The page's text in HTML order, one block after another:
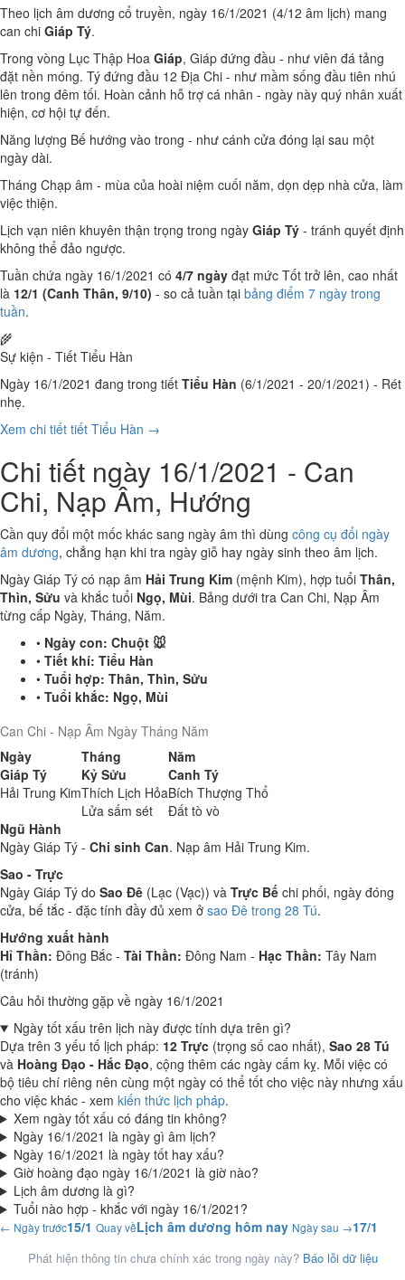
Theo lịch âm dương cổ truyền, ngày 16/1/2021 (4/12 âm lịch) mang
can chi Giáp Tý.
Trong vòng Lục Thập Hoa Giáp, Giáp đứng đầu - như viên đá tảng
đặt nền móng. Tý đứng đầu 12 Địa Chi - như mầm sống đầu tiên nhú
lên trong đêm tối. Hoàn cảnh hỗ trợ cá nhân - ngày này quý nhân xuất
hiện, cơ hội tự đến.
Năng lượng Bế hướng vào trong - như cánh cửa đóng lại sau một
ngày dài.
Tháng Chạp âm - mùa của hoài niệm cuối năm, dọn dẹp nhà cửa, làm
việc thiện.
Lịch vạn niên khuyên thận trọng trong ngày Giáp Tý - tránh quyết định
không thể đảo ngược.
Tuần chứa ngày 16/1/2021 có 4/7 ngày đạt mức Tốt trở lên, cao nhất
là 12/1 (Canh Thân, 9/10) - so cả tuần tại bảng điểm 7 ngày trong
tuần.
🌾
Sự kiện - Tiết Tiểu Hàn
Ngày 16/1/2021 đang trong tiết Tiểu Hàn (6/1/2021 - 20/1/2021) - Rét
nhẹ.
Xem chi tiết tiết Tiểu Hàn →
Chi tiết ngày 16/1/2021 - Can
Chi, Nạp Âm, Hướng
Cần quy đổi một mốc khác sang ngày âm thì dùng công cụ đổi ngày
âm dương, chẳng hạn khi tra ngày giỗ hay ngày sinh theo âm lịch.
Ngày Giáp Tý có nạp âm Hải Trung Kim (mệnh Kim), hợp tuổi Thân,
Thìn, Sửu và khắc tuổi Ngọ, Mùi. Bảng dưới tra Can Chi, Nạp Âm
từng cấp Ngày, Tháng, Năm.
• Ngày con: Chuột 🐭
• Tiết khí: Tiểu Hàn
• Tuổi hợp: Thân, Thìn, Sửu
• Tuổi khắc: Ngọ, Mùi
Can Chi - Nạp Âm Ngày Tháng Năm
Ngày
Tháng
Năm
Giáp Tý
Kỷ Sửu
Canh Tý
Hải Trung KimThích Lịch HỏaBích Thượng Thổ
Lửa sấm sét
Đất tò vò
Ngũ Hành
Ngày Giáp Tý - Chi sinh Can. Nạp âm Hải Trung Kim.
Sao - Trực
Ngày Giáp Tý do Sao Đê (Lạc (Vạc)) và Trực Bế chi phối, ngày đóng
cửa, bế tắc - đặc tính đầy đủ xem ở sao Đê trong 28 Tú.
Hướng xuất hành
Hỉ Thần: Đông Bắc - Tài Thần: Đông Nam - Hạc Thần: Tây Nam
(tránh)
Câu hỏi thường gặp về ngày 16/1/2021
Ngày tốt xấu trên lịch này được tính dựa trên gì?
Dựa trên 3 yếu tố lịch pháp: 12 Trực (trọng số cao nhất), Sao 28 Tú
và Hoàng Đạo - Hắc Đạo, cộng thêm các ngày cấm kỵ. Mỗi việc có
bộ tiêu chí riêng nên cùng một ngày có thể tốt cho việc này nhưng xấu
cho việc khác - xem kiến thức lịch pháp.
Xem ngày tốt xấu có đáng tin không?
Ngày 16/1/2021 là ngày gì âm lịch?
Ngày 16/1/2021 là ngày tốt hay xấu?
Giờ hoàng đạo ngày 16/1/2021 là giờ nào?
Lịch âm dương là gì?
Tuổi nào hợp - khắc với ngày 16/1/2021?
← Ngày trước15/1 Quay vềLịch âm dương hôm nay Ngày sau →17/1
Phát hiện thông tin chưa chính xác trong ngày này? Báo lỗi dữ liệu